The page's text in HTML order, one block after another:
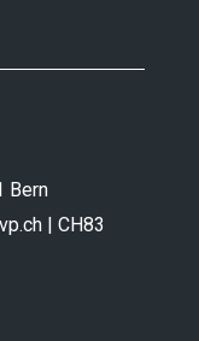
Bern
| CH83